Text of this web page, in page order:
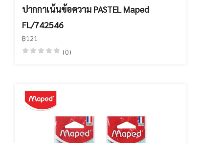
ปากกาเน้นข้อความ PASTEL Maped
FL/742546
฿121
(0)